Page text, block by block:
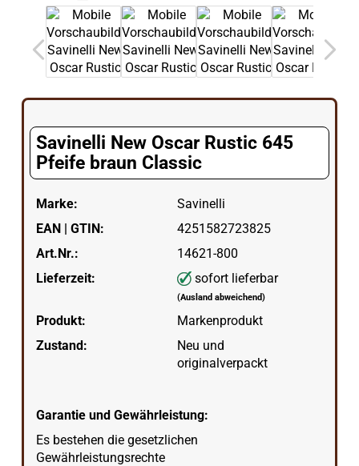
Savinelli New Oscar Rustic 645
Pfeife braun Classic
Marke:
Savinelli
EAN | GTIN:
4251582723825
Art.Nr.:
14621-800
Lieferzeit:
sofort lieferbar
(Ausland abweichend)
Produkt:
Markenprodukt
Zustand:
Neu und
originalverpackt
Garantie und Gewährleistung:
Es bestehen die gesetzlichen
Gewährleistungsrechte